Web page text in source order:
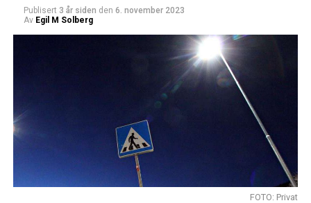
Publisert 3 år siden den 6. november 2023
Av Egil M Solberg
FOTO: Privat